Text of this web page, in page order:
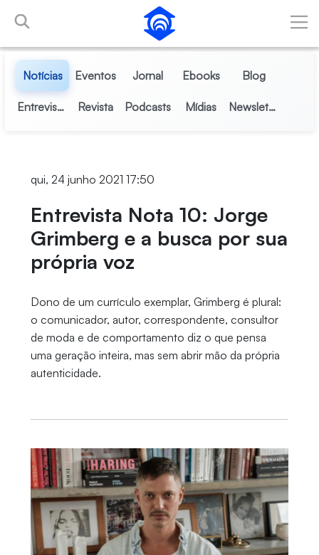
Pular para o Conteúdo principal
Notícias Eventos Jornal Ebooks Blog
Entrevistas Revista Podcasts Mídias Newsletter
qui, 24 junho 2021 17:50
Entrevista Nota 10: Jorge
Grimberg e a busca por sua
própria voz
Dono de um currículo exemplar, Grimberg é plural:
o comunicador, autor, correspondente, consultor
de moda e de comportamento diz o que pensa
uma geração inteira, mas sem abrir mão da própria
autenticidade.